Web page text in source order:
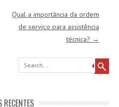
Qual a importância da ordem
de serviço para assistência
técnica? →
Search
RECENTES